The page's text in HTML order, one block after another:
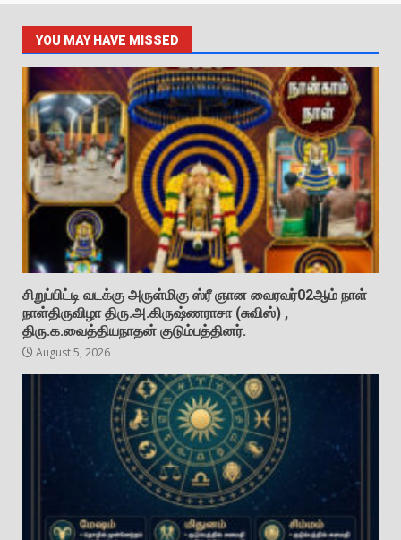
YOU MAY HAVE MISSED
சிறுப்பிட்டி வடக்கு அருள்மிகு ஸ்ரீ ஞான வைரவர்02ஆம் நாள்
நாள்திருவிழா திரு.அ.கிருஷ்ணராசா (சுவிஸ்) ,
திரு.க.வைத்தியநாதன் குடும்பத்தினர்.
August 5, 2026